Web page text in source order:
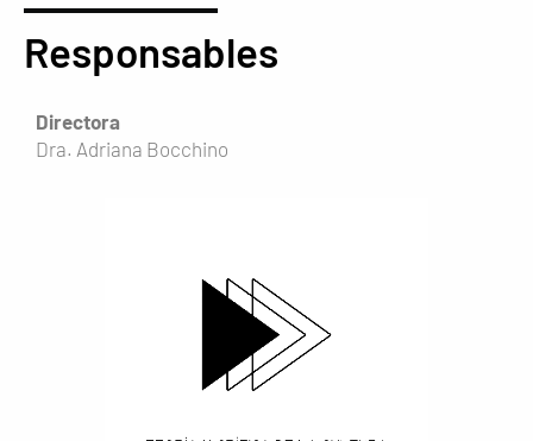
Responsables
Directora
Dra. Adriana Bocchino